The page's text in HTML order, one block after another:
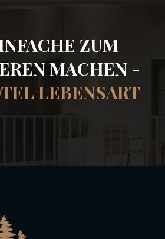
ZUM
MACHEN -
LEBENSART